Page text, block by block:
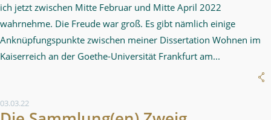
ich jetzt zwischen Mitte Februar und Mitte April 2022
wahrnehme. Die Freude war groß. Es gibt nämlich einige
Anknüpfungspunkte zwischen meiner Dissertation Wohnen im
Kaiserreich an der Goethe-Universität Frankfurt am...
03.03.22